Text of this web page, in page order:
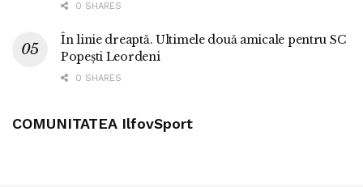
0 SHARES
În linie dreaptă. Ultimele două amicale pentru SC
Popești Leordeni
0 SHARES
COMUNITATEA IlfovSport